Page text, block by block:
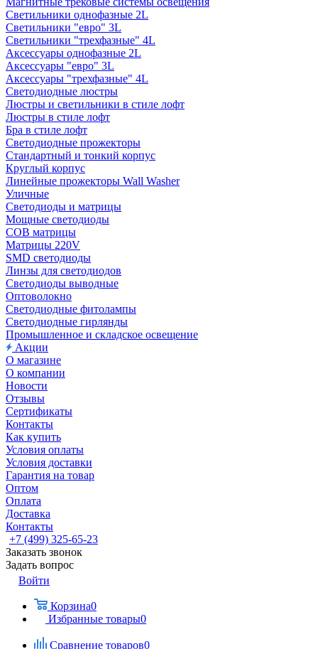
Светильники однофазные 2L
Светильники "евро" 3L
Светильники "трехфазные" 4L
Аксессуары однофазные 2L
Аксессуары "евро" 3L
Аксессуары "трехфазные" 4L
Светодиодные люстры
Люстры и светильники в стиле лофт
Люстры в стиле лофт
Бра в стиле лофт
Светодиодные прожекторы
Стандартный и тонкий корпус
Круглый корпус
Линейные прожекторы Wall Washer
Уличные
Светодиоды и матрицы
Мощные светодиоды
COB матрицы
Матрицы 220V
SMD светодиоды
Линзы для светодиодов
Светодиоды выводные
Оптоволокно
Светодиодные фитолампы
Светодиодные гирлянды
Промышленное и складское освещение
Акции
О магазине
О компании
Новости
Отзывы
Сертификаты
Контакты
Как купить
Условия оплаты
Условия доставки
Гарантия на товар
Оптом
Оплата
Доставка
Контакты
+7 (499) 325-65-23
Заказать звонок
Задать вопрос
Войти
Корзина0
Избранные товары0
Сравнение товаров0